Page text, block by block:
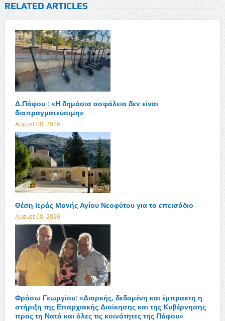
RELATED ARTICLES
Δ.Πάφου : «Η δημόσια ασφάλεια δεν είναι
διαπραγματεύσιμη»
August 08, 2026
Θέση Ιεράς Μονής Αγίου Νεοφύτου για το επεισόδιο
August 08, 2026
Φρόσω Γεωργίου: «Διαρκής, δεδομένη και έμπρακτη η
στήριξη της Επαρχιακής Διοίκησης και της Κυβέρνησης
προς τη Νατά και όλες τις κοινότητες της Πάφου»